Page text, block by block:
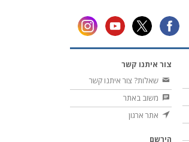
צור איתנו קשר
שאלות? צור איתנו קשר
משוב באתר
אתר ארגון
הירשם